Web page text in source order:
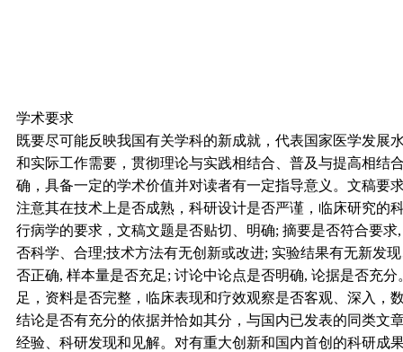
学术要求
既要尽可能反映我国有关学科的新成就，代表国家医学发展
和实际工作需要，贯彻理论与实践相结合、普及与提高相结
确，具备一定的学术价值并对读者有一定指导意义。文稿要
注意其在技术上是否成熟，科研设计是否严谨，临床研究的
行病学的要求，文稿文题是否贴切、明确; 摘要是否符合要
否科学、合理;技术方法有无创新或改进; 实验结果有无新发
否正确, 样本量是否充足; 讨论中论点是否明确, 论据是否充
足，资料是否完整，临床表现和疗效观察是否客观、深入，
结论是否有充分的依据并恰如其分，与国内已发表的同类文
经验、科研发现和见解。对有重大创新和国内首创的科研成